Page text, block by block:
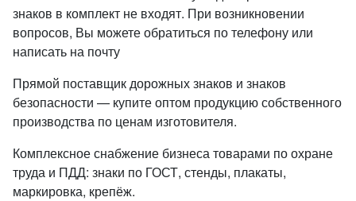
знаков в комплект не входят. При возникновении
вопросов, Вы можете обратиться по телефону или
написать на почту
Прямой поставщик дорожных знаков и знаков
безопасности — купите оптом продукцию собственного
производства по ценам изготовителя.
Комплексное снабжение бизнеса товарами по охране
труда и ПДД: знаки по ГОСТ, стенды, плакаты,
маркировка, крепёж.